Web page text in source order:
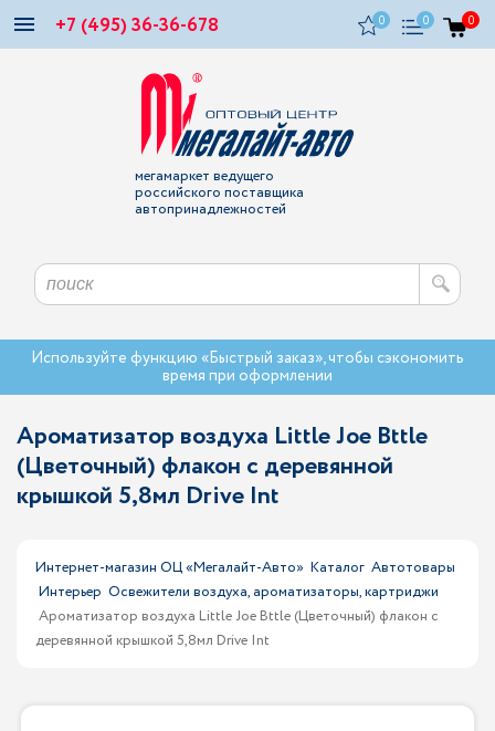
+7 (495) 36-36-678 0 0 0
мегамаркет ведущего
российского поставщика
автопринадлежностей
Используйте функцию «Быстрый заказ», чтобы сэкономить
время при оформлении
Ароматизатор воздуха Little Joe Bttle
(Цветочный) флакон с деревянной
крышкой 5,8мл Drive Int
Интернет-магазин ОЦ «Мегалайт-Авто» Каталог Автотовары
Интерьер Освежители воздуха, ароматизаторы, картриджи
Ароматизатор воздуха Little Joe Bttle (Цветочный) флакон с
деревянной крышкой 5,8мл Drive Int